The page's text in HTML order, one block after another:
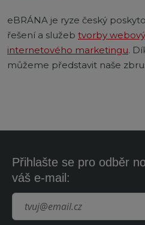
eBRÁNA je ryze český
řešení a služeb tvorby
internetového marketingu.
můžeme představit naše
Přihlašte se pro odběr
váš e-mail: